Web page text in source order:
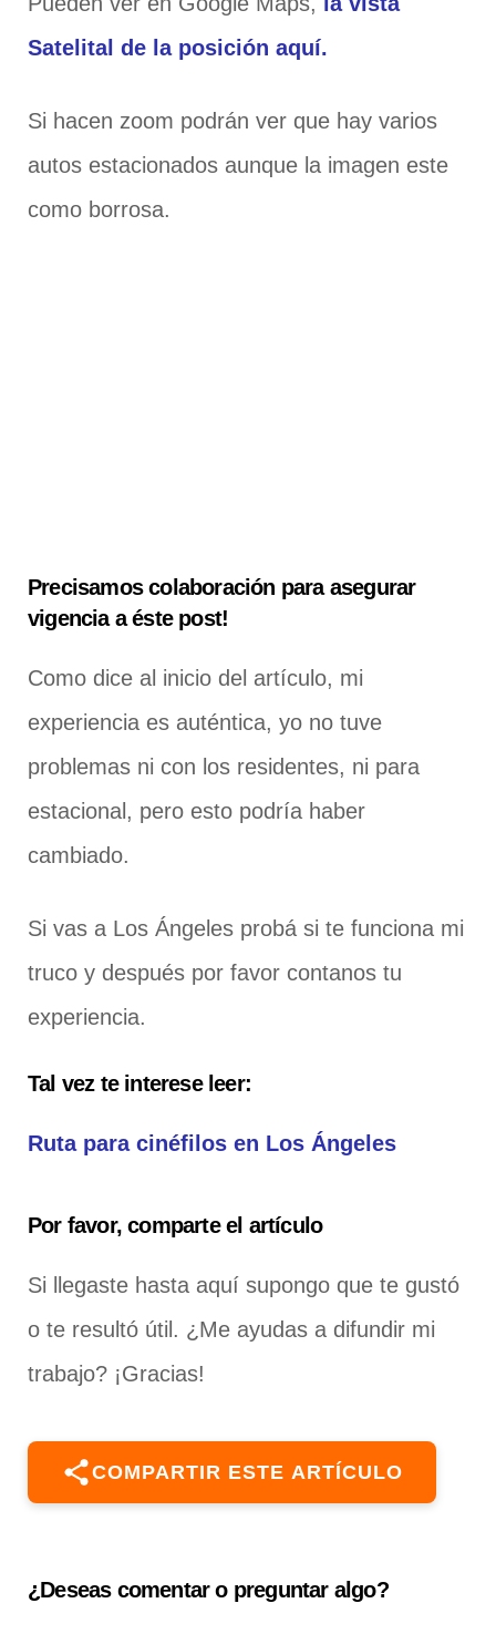
Satelital de la posición aquí.
Si hacen zoom podrán ver que hay varios
autos estacionados aunque la imagen este
como borrosa.
Precisamos colaboración para asegurar
vigencia a éste post!
Como dice al inicio del artículo, mi
experiencia es auténtica, yo no tuve
problemas ni con los residentes, ni para
estacional, pero esto podría haber
cambiado.
Si vas a Los Ángeles probá si te funciona mi
truco y después por favor contanos tu
experiencia.
Tal vez te interese leer:
Ruta para cinéfilos en Los Ángeles
Por favor, comparte el artículo
Si llegaste hasta aquí supongo que te gustó
o te resultó útil. ¿Me ayudas a difundir mi
trabajo? ¡Gracias!
COMPARTIR ESTE ARTÍCULO
¿Deseas comentar o preguntar algo?